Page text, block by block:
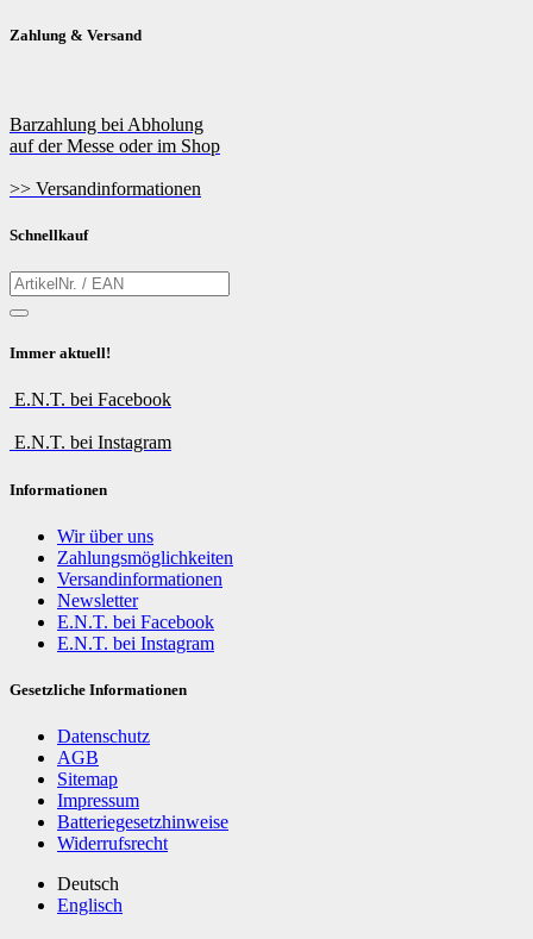
Zahlung & Versand
Barzahlung bei Abholung
auf der Messe oder im Shop
>> Versandinformationen
Schnellkauf
Immer aktuell!
E.N.T. bei Facebook
E.N.T. bei Instagram
Informationen
Wir über uns
Zahlungsmöglichkeiten
Versandinformationen
Newsletter
E.N.T. bei Facebook
E.N.T. bei Instagram
Gesetzliche Informationen
Datenschutz
AGB
Sitemap
Impressum
Batteriegesetzhinweise
Widerrufsrecht
Deutsch
Englisch